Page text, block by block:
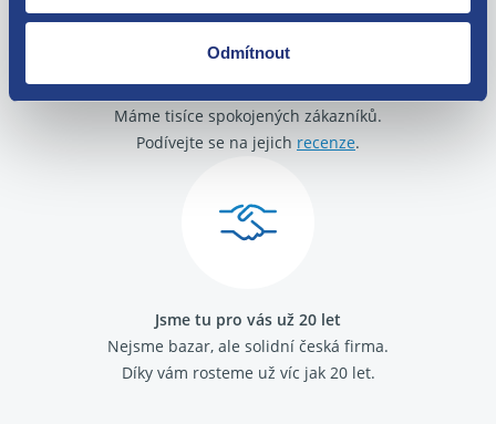
Odmítnout
O své zákazníky se staráme
Máme tisíce spokojených zákazníků.
Podívejte se na jejich recenze.
Jsme tu pro vás už 20 let
Nejsme bazar, ale solidní česká firma.
Díky vám rosteme už víc jak 20 let.